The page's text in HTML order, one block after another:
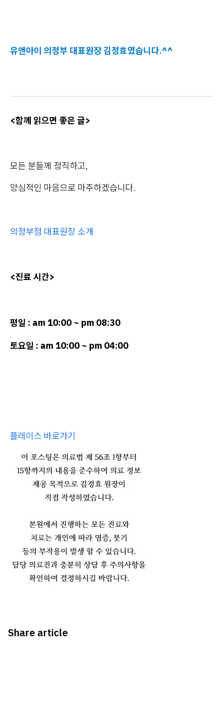
유앤아이 의정부 대표원장 김정효였습니다.^^
<함께 읽으면 좋은 글>
모든 분들께 정직하고,
양심적인 마음으로 마주하겠습니다.
의정부점 대표원장 소개
<진료 시간>
평일 : am 10:00 ~ pm 08:30
토요일 : am 10:00 ~ pm 04:00
플레이스 바로가기
Share article